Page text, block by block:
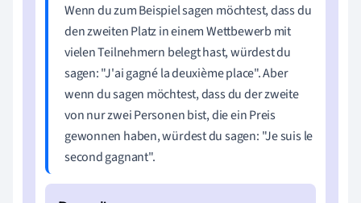
Wenn du zum Beispiel sagen möchtest, dass du
den zweiten Platz in einem Wettbewerb mit
vielen Teilnehmern belegt hast, würdest du
sagen: "J'ai gagné la deuxième place". Aber
wenn du sagen möchtest, dass du der zweite
von nur zwei Personen bist, die ein Preis
gewonnen haben, würdest du sagen: "Je suis le
second gagnant".